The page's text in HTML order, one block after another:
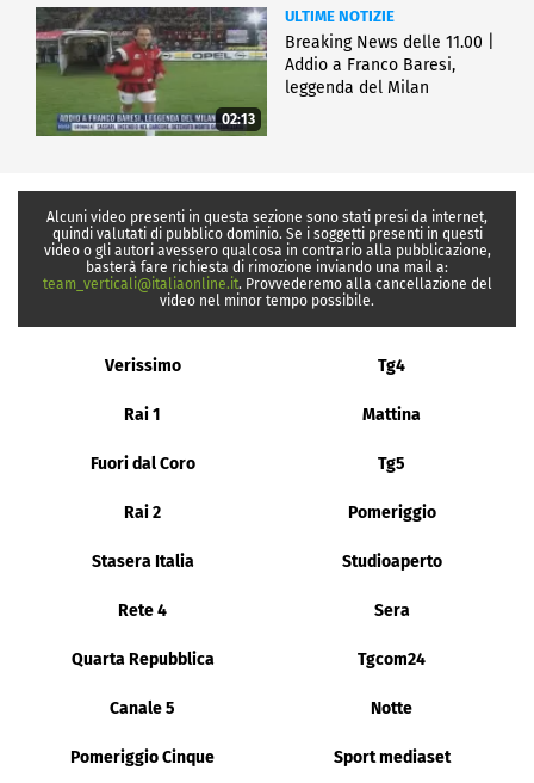
02:13
ULTIME NOTIZIE
Breaking News delle 11.00 |
Addio a Franco Baresi,
leggenda del Milan
Alcuni video presenti in questa sezione sono stati presi da internet,
quindi valutati di pubblico dominio. Se i soggetti presenti in questi
video o gli autori avessero qualcosa in contrario alla pubblicazione,
basterà fare richiesta di rimozione inviando una mail a:
team_verticali@italiaonline.it. Provvederemo alla cancellazione del
video nel minor tempo possibile.
Verissimo Tg4
Rai 1 Mattina
Fuori dal Coro Tg5
Rai 2 Pomeriggio
Stasera Italia Studioaperto
Rete 4 Sera
Quarta Repubblica Tgcom24
Canale 5 Notte
Pomeriggio Cinque Sport mediaset